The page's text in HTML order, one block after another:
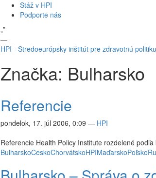
Stáž v HPI
Podporte nás
„”
—
HPI - Stredoeurópsky inštitút pre zdravotnú politiku
Značka: Bulharsko
Referencie
pondelok, 17. júl 2006, 0:09 — HPI
Referencie Health Policy Institute rozdelené podľa
BulharskoČeskoChorvátskoHPIMaďarskoPoľsko